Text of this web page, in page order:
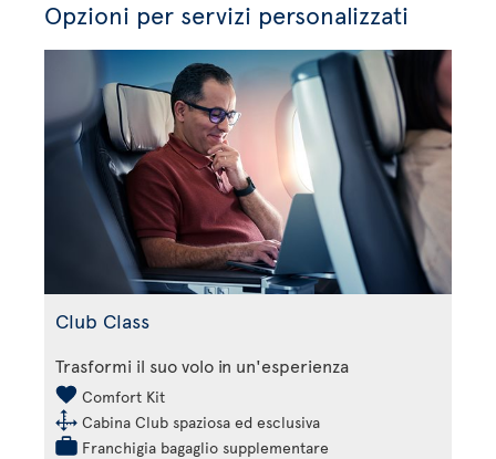
Opzioni per servizi personalizzati
Club Class
Trasformi il suo volo in un'esperienza
Comfort Kit
Cabina Club spaziosa ed esclusiva
Franchigia bagaglio supplementare